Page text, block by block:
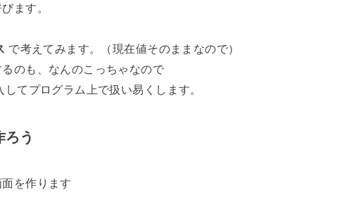
ます。
で考えてみます。（現在値そのままなので）
のも、なんのこっちゃなので
してプログラム上で扱い易くします。
ろう
を作ります